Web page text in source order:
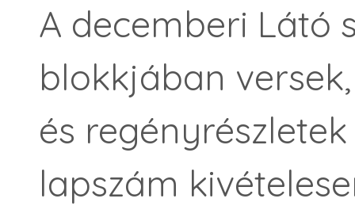
A decemberi Látó
blokkjában
és
lapszám